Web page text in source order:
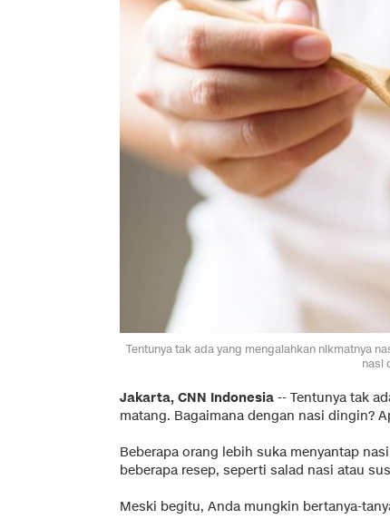
Tentunya tak ada yang mengalahkan nikmatnya
nasi
Jakarta, CNN Indonesia -- Tentunya tak
matang. Bagaimana dengan nasi dingin?
Beberapa orang lebih suka menyantap
beberapa resep, seperti salad nasi atau
Meski begitu, Anda mungkin bertanya-